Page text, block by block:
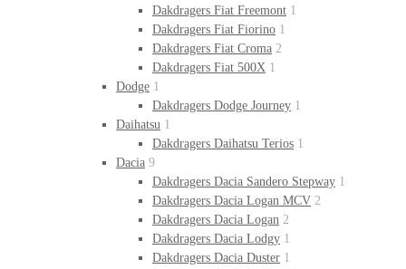
Dakdragers Fiat Freemont 1
Dakdragers Fiat Fiorino 1
Dakdragers Fiat Croma 2
Dakdragers Fiat 500X 1
Dodge 1
Dakdragers Dodge Journey 1
Daihatsu 1
Dakdragers Daihatsu Terios 1
Dacia 9
Dakdragers Dacia Sandero Stepway 1
Dakdragers Dacia Logan MCV 2
Dakdragers Dacia Logan 2
Dakdragers Dacia Lodgy 1
Dakdragers Dacia Duster 1